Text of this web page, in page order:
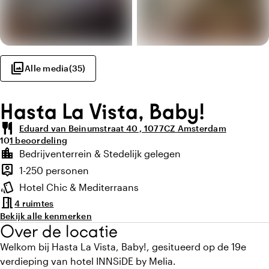
photo_libraryAlle media(35)
Hasta La Vista, Baby!
restaurant
Eduard van Beinumstraat 40 , 1077CZ Amsterdam
Gemiddelde beoordeling van 10 uit 10
10Aantal beoordelingen: 1
1 beoordeling
Highlights
location_city
Locatie en omgeving
Bedrijventerrein & Stedelijk gelegen
person_pin
Capaciteit
1-250 personen
style
Sfeer en uitstraling
Hotel Chic & Mediterraans
meeting_room4 ruimtes
Bekijk alle kenmerken
Over de locatie
Welkom bij Hasta La Vista, Baby!, gesitueerd op de 19e
verdieping van hotel INNSiDE by Melia.